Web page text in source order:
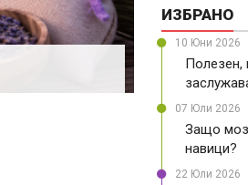
ИЗБРАНО
10 Юни 2026
Полезен,
07 Юли 2026
Защо
навици?
22 Юли 2026